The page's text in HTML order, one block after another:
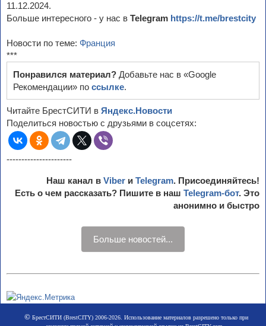
11.12.2024.
Больше интересного - у нас в Telegram https://t.me/brestcity
Новости по теме: Франция
***
Понравился материал? Добавьте нас в «Google
Рекомендации» по ссылке.
Читайте БрестСИТИ в Яндекс.Новости
Поделиться новостью с друзьями в соцсетях:
----------------------
Наш канал в Viber и Telegram. Присоединяйтесь!
Есть о чем рассказать? Пишите в наш Telegram-бот. Это
анонимно и быстро
Больше новостей...
©БрестСИТИ (BrestCITY) 2006-2026. Использование материалов разрешено только при